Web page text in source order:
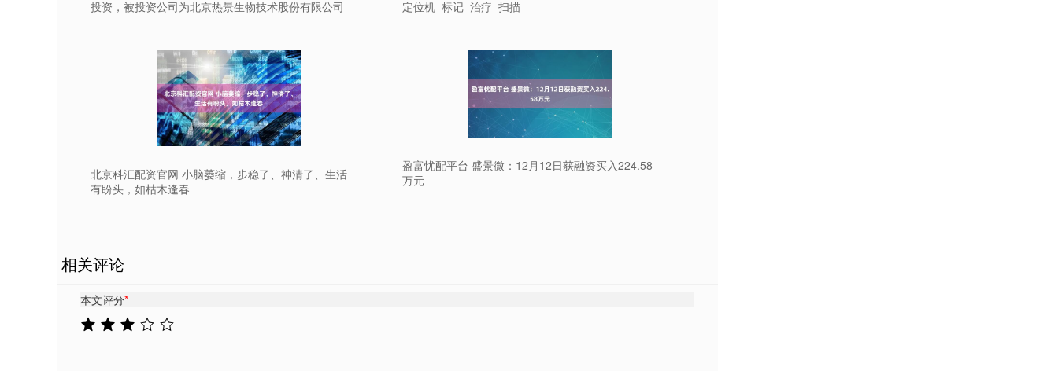
投资，被投资公司为北京热景生物技术股份有限公司
定位机_标记_治疗_扫描
北京科汇配资官网 小脑萎缩，步稳了、神清了、生活
有盼头，如枯木逢春
盈富忧配平台 盛景微：12月12日获融资买入224.58
万元
相关评论
本文评分*